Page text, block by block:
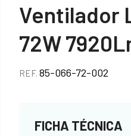
Ventilador
72W
REF.85-066-72-002
FICHA TÉCNICA